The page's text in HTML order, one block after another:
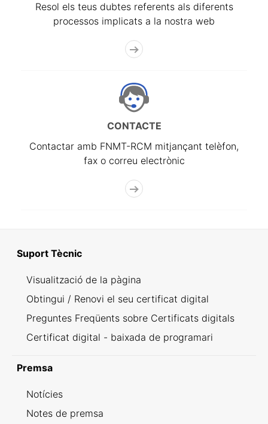
Resol els teus dubtes referents als diferents
processos implicats a la nostra web
CONTACTE
Contactar amb FNMT-RCM mitjançant telèfon,
fax o correu electrònic
Suport Tècnic
Visualització de la pàgina
Obtingui / Renovi el seu certificat digital
Preguntes Freqüents sobre Certificats digitals
Certificat digital - baixada de programari
Premsa
Notícies
Notes de premsa